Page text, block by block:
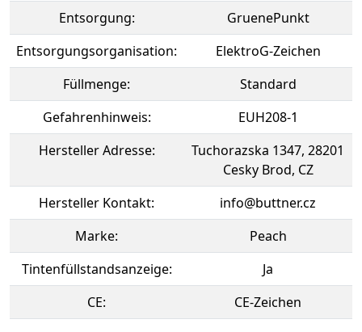
Entsorgung:
GruenePunkt
Entsorgungsorganisation:
ElektroG-Zeichen
Füllmenge:
Standard
Gefahrenhinweis:
EUH208-1
Hersteller Adresse:
Tuchorazska 1347, 28201
Cesky Brod, CZ
Hersteller Kontakt:
info@buttner.cz
Marke:
Peach
Tintenfüllstandsanzeige:
Ja
CE:
CE-Zeichen